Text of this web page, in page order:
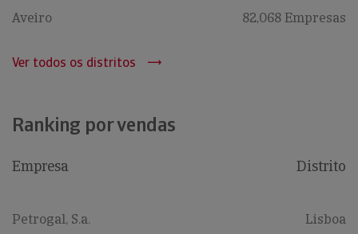
Aveiro 82,068 Empresas
Ver todos os distritos
Ranking por vendas
Empresa Distrito
Petrogal, S.a. Lisboa